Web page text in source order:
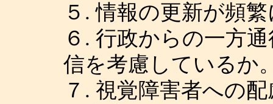
５. 情報の更新が頻
６. 行政からの一方
信を考慮しているか
７. 視覚障害者への